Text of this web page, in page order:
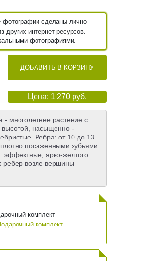
фотографии сделаны лично
других интернет ресурсов.
фотографиями.
ДОБАВИТЬ В КОРЗИНУ
Цена: 1 270 руб.
многолетнее растение с
высотой, насыщенно -
Ребра: от 10 до 13
посаженными зубьями.
эффектные, ярко-желтого
ребер возле вершины
комплект